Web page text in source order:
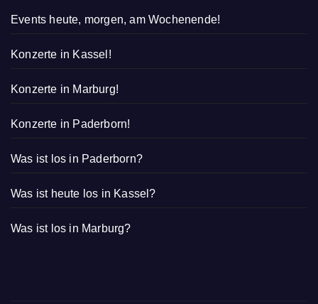
Events heute, morgen, am Wochenende!
Konzerte in Kassel!
Konzerte in Marburg!
Konzerte in Paderborn!
Was ist los in Paderborn?
Was ist heute los in Kassel?
Was ist los in Marburg?